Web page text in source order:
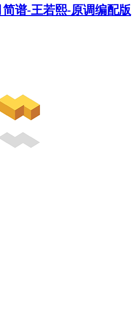
谱-王若熙-原调编配版